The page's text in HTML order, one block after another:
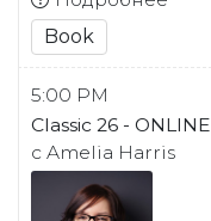
Book
5:00 PM
Classic 26 - ONLINE
с Amelia Harris